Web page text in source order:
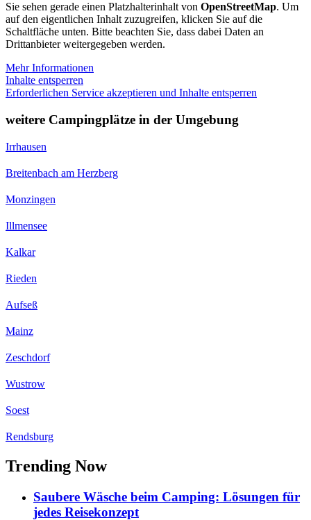
Sie sehen gerade einen Platzhalterinhalt von OpenStreetMap. Um
auf den eigentlichen Inhalt zuzugreifen, klicken Sie auf die
Schaltfläche unten. Bitte beachten Sie, dass dabei Daten an
Drittanbieter weitergegeben werden.
Mehr Informationen
Inhalte entsperren
Erforderlichen Service akzeptieren und Inhalte entsperren
weitere Campingplätze in der Umgebung
Irrhausen
Breitenbach am Herzberg
Monzingen
Illmensee
Kalkar
Rieden
Aufseß
Mainz
Zeschdorf
Wustrow
Soest
Rendsburg
Trending Now
Saubere Wäsche beim Camping: Lösungen für
jedes Reisekonzept